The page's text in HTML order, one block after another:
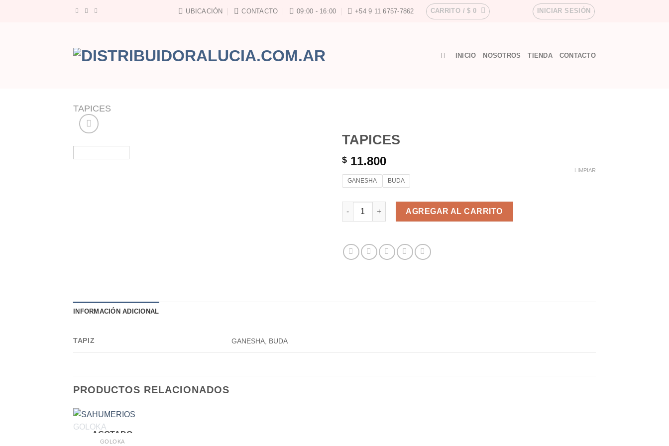
UBICACIÓN CONTACTO 09:00 - 16:00 +54 9 11 6757-7862 CARRITO /$ 0 INICIAR SESIÓN
INICIO NOSOTROS TIENDA CONTACTO
TAPICES
TAPICES
$ 11.800
GANESHA BUDA
LIMPIAR
TAPICES cantidad
AGREGAR AL CARRITO
INFORMACIÓN ADICIONAL
TAPIZ GANESHA, BUDA
PRODUCTOS RELACIONADOS
AGOTADO
GOLOKA